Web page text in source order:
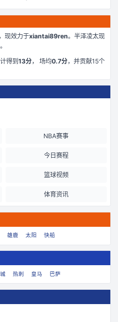
，现效力于xiantai89ren。 半泽凌太现
。
得到13分， 场均0.7分，并贡献15个
NBA赛事
今日赛程
篮球视频
体育资讯
雄鹿 太阳 快船
热刺 皇马 巴萨